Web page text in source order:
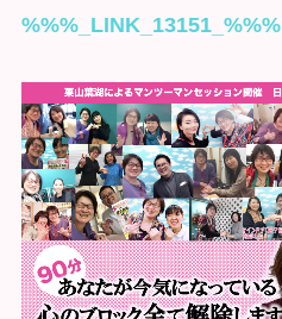
%%%_LINK_13151_%%%